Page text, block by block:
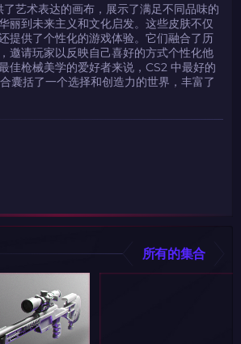
艺术表达的画布，展示了满足不同品味的
丽到未来主义和文化启发。这些皮肤不仅
提供了个性化的游戏体验。它们融合了历
邀请玩家以反映自己喜好的方式个性化他
佳枪械美学的爱好者来说，CS2 中最好的
囊括了一个选择和创造力的世界，丰富了
所有的集合